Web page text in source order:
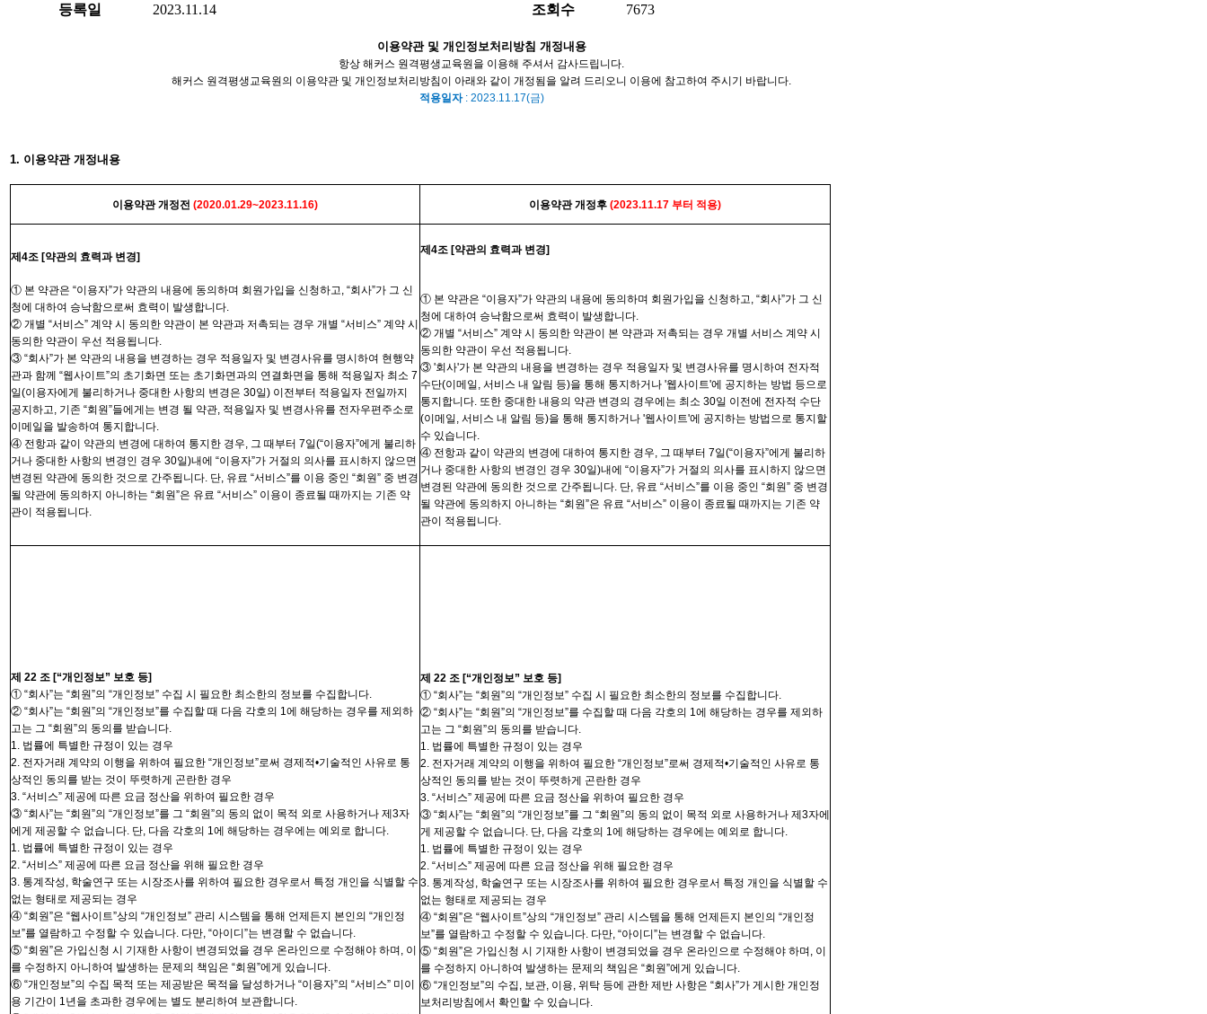
등록일
2023.11.14 조회수 7673
이용약관 및 개인정보처리방침 개정내용
항상 해커스 원격평생교육원을 이용해 주셔서 감사드립니다.
해커스 원격평생교육원의 이용약관 및 개인정보처리방침이 아래와 같이 개정됨을 알려 드리오니 이용에 참고하여 주시기 바랍니다.
적용일자 : 2023.11.17(금)
1. 이용약관 개정내용
이용약관개정전 (2020.01.29~2023.11.16) 이용약관개정후 (2023.11.17 부터 적용)
제4조 [약관의 효력과 변경]
① 본 약관은 “이용자”가 약관의 내용에 동의하며 회원가입을 신청하고, “회사”가 그 신
청에 대하여 승낙함으로써 효력이 발생합니다.
② 개별 “서비스” 계약 시 동의한 약관이 본 약관과 저촉되는 경우 개별 “서비스” 계약 시
동의한 약관이 우선 적용됩니다.
③ “회사”가 본 약관의 내용을 변경하는 경우 적용일자 및 변경사유를 명시하여 현행약
관과 함께 “웹사이트”의 초기화면 또는 초기화면과의 연결화면을 통해 적용일자 최소 7
일(이용자에게 불리하거나 중대한 사항의 변경은 30일) 이전부터 적용일자 전일까지
공지하고, 기존 “회원”들에게는 변경 될 약관, 적용일자 및 변경사유를 전자우편주소로
이메일을 발송하여 통지합니다.
④ 전항과 같이 약관의 변경에 대하여 통지한 경우, 그 때부터 7일(“이용자”에게 불리하
거나 중대한 사항의 변경인 경우 30일)내에 “이용자”가 거절의 의사를 표시하지 않으면
변경된 약관에 동의한 것으로 간주됩니다. 단, 유료 “서비스”를 이용 중인 “회원” 중 변경
될 약관에 동의하지 아니하는 “회원”은 유료 “서비스” 이용이 종료될 때까지는 기존 약
관이 적용됩니다.
제 4조 [약관의 효력과 변경]
① 본 약관은 “이용자”가 약관의 내용에 동의하며 회원가입을 신청하고, “회사”가 그 신
청에 대하여 승낙함으로써 효력이 발생합니다.
② 개별 “서비스” 계약 시 동의한 약관이 본 약관과 저촉되는 경우 개별 서비스 계약 시
동의한 약관이 우선 적용됩니다.
③ '회사'가 본 약관의 내용을 변경하는 경우 적용일자 및 변경사유를 명시하여 전자적
수단(이메일 , 서비스 내 알림 등)을 통해 통지하거나 '웹사이트'에 공지하는 방법 등으로
통지합니다. 또한 중대한 내용의 약관 변경의 경우에는 최소 30일 이전에 전자적 수단
(이메일 , 서비스 내 알림 등)을 통해 통지하거나 '웹사이트'에 공지하는 방법으로 통지할
수 있습니다.
④ 전항과 같이 약관의 변경에 대하여 통지한 경우, 그 때부터 7일(“이용자”에게 불리하
거나 중대한 사항의 변경인 경우 30일)내에 “이용자”가 거절의 의사를 표시하지 않으면
변경된 약관에 동의한 것으로 간주됩니다. 단, 유료 “서비스”를 이용 중인 “회원” 중 변경
될 약관에 동의하지 아니하는 “회원”은 유료 “서비스” 이용이 종료될 때까지는 기존 약
관이 적용됩니다.
제 22 조 [“개인정보” 보호 등]
① “회사”는 “회원”의 “개인정보” 수집 시 필요한 최소한의 정보를 수집합니다.
② “회사”는 “회원”의 “개인정보”를 수집할 때 다음 각호의 1에 해당하는 경우를 제외하
고는 그 “회원”의 동의를 받습니다.
1. 법률에 특별한 규정이 있는 경우
2. 전자거래 계약의 이행을 위하여 필요한 “개인정보”로써 경제적•기술적인 사유로 통
상적인 동의를 받는 것이 뚜렷하게 곤란한 경우
3. “서비스” 제공에 따른 요금 정산을 위하여 필요한 경우
③ “회사”는 “회원”의 “개인정보”를 그 “회원”의 동의 없이 목적 외로 사용하거나 제 3자
에게 제공할 수 없습니다. 단, 다음 각호의 1에 해당하는 경우에는 예외로 합니다.
1. 법률에 특별한 규정이 있는 경우
2. “서비스” 제공에 따른 요금 정산을 위해 필요한 경우
3. 통계작성, 학술연구 또는 시장조사를 위하여 필요한 경우로서 특정 개인을 식별할 수
없는 형태로 제공되는 경우
④ “회원”은 “웹사이트”상의 “개인정보” 관리 시스템을 통해 언제든지 본인의 “개인정
보”를 열람하고 수정할 수 있습니다. 다만, “아이디”는 변경할 수 없습니다.
⑤ “회원”은 가입신청 시 기재한 사항이 변경되었을 경우 온라인으로 수정해야 하며 , 이
를 수정하지 아니하여 발생하는 문제의 책임은 “회원”에게 있습니다.
⑥ “개인정보”의 수집 목적 또는 제공받은 목적을 달성하거나 “이용자”의 “서비스” 미이
용 기간이 1년을 초과한 경우에는 별도 분리하여 보관합니다.
제 22 조 [“개인정보” 보호 등]
① “회사”는 “회원”의 “개인정보” 수집 시 필요한 최소한의 정보를 수집합니다.
② “회사”는 “회원”의 “개인정보”를 수집할 때 다음 각호의 1에 해당하는 경우를 제외하
고는 그 “회원”의 동의를 받습니다.
1. 법률에 특별한 규정이 있는 경우
2. 전자거래 계약의 이행을 위하여 필요한 “개인정보”로써 경제적•기술적인 사유로 통
상적인 동의를 받는 것이 뚜렷하게 곤란한 경우
3. “서비스” 제공에 따른 요금 정산을 위하여 필요한 경우
③ “회사”는 “회원”의 “개인정보”를 그 “회원”의 동의 없이 목적 외로 사용하거나 제 3자에
게 제공할 수 없습니다. 단, 다음 각호의 1에 해당하는 경우에는 예외로 합니다.
1. 법률에 특별한 규정이 있는 경우
2. “서비스” 제공에 따른 요금 정산을 위해 필요한 경우
3. 통계작성, 학술연구 또는 시장조사를 위하여 필요한 경우로서 특정 개인을 식별할 수
없는 형태로 제공되는 경우
④ “회원”은 “웹사이트”상의 “개인정보” 관리 시스템을 통해 언제든지 본인의 “개인정
보”를 열람하고 수정할 수 있습니다. 다만, “아이디”는 변경할 수 없습니다.
⑤ “회원”은 가입신청 시 기재한 사항이 변경되었을 경우 온라인으로 수정해야 하며 , 이
를 수정하지 아니하여 발생하는 문제의 책임은 “회원”에게 있습니다.
⑥ “개인정보”의 수집 , 보관, 이용, 위탁 등에 관한 제반 사항은 “회사”가 게시한 개인정
보처리방침에서 확인할 수 있습니다.